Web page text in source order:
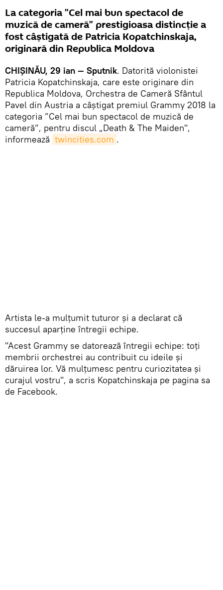
La categoria ”Cel mai bun spectacol de
muzică de cameră” prestigioasa distincție a
fost câștigată de Patricia Kopatchinskaja,
originară din Republica Moldova
CHIȘINĂU, 29 ian — Sputnik. Datorită violonistei
Patricia Kopatchinskaja, care este originare din
Republica Moldova, Orchestra de Cameră Sfântul
Pavel din Austria a câștigat premiul Grammy 2018 la
categoria ”Cel mai bun spectacol de muzică de
cameră”, pentru discul „Death & The Maiden",
informează twincities.com .
Artista le-a mulțumit tuturor și a declarat că
succesul aparține întregii echipe.
"Acest Grammy se datorează întregii echipe: toți
membrii orchestrei au contribuit cu ideile și
dăruirea lor. Vă mulţumesc pentru curiozitatea şi
curajul vostru", a scris Kopatchinskaja pe pagina sa
de Facebook.